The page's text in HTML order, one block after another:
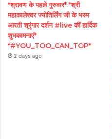
*श्रावण के पहले गुरुवार* *श्री
महाकालेश्वर ज्योतिर्लिंग जी के भस्म
आरती श्रृंगार दर्शन #live कीं हार्दिक
शुभकामनाएं*
*#YOU_TOO_CAN_TOP*
2 days ago